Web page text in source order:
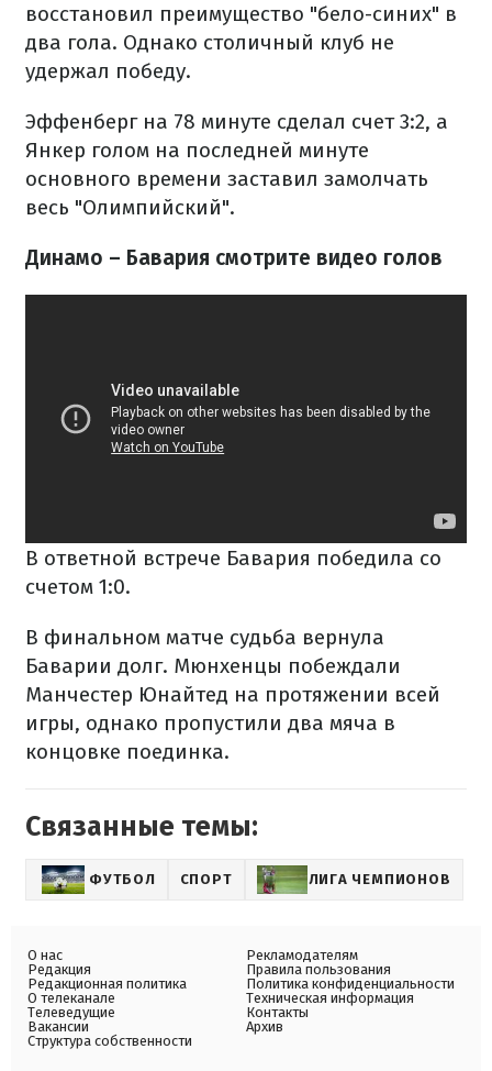
восстановил преимущество "бело-синих" в
два гола. Однако столичный клуб не
удержал победу.
Эффенберг на 78 минуте сделал счет 3:2, а
Янкер голом на последней минуте
основного времени заставил замолчать
весь "Олимпийский".
Динамо – Бавария смотрите видео голов
В ответной встрече Бавария победила со
счетом 1:0.
В финальном матче судьба вернула
Баварии долг. Мюнхенцы побеждали
Манчестер Юнайтед на протяжении всей
игры, однако пропустили два мяча в
концовке поединка.
Связанные темы:
ФУТБОЛ СПОРТ ЛИГА ЧЕМПИОНОВ
О нас
Редакция
Редакционная политика
О телеканале
Телеведущие
Вакансии
Структура собственности
Рекламодателям
Правила пользования
Политика конфиденциальности
Техническая информация
Контакты
Архив